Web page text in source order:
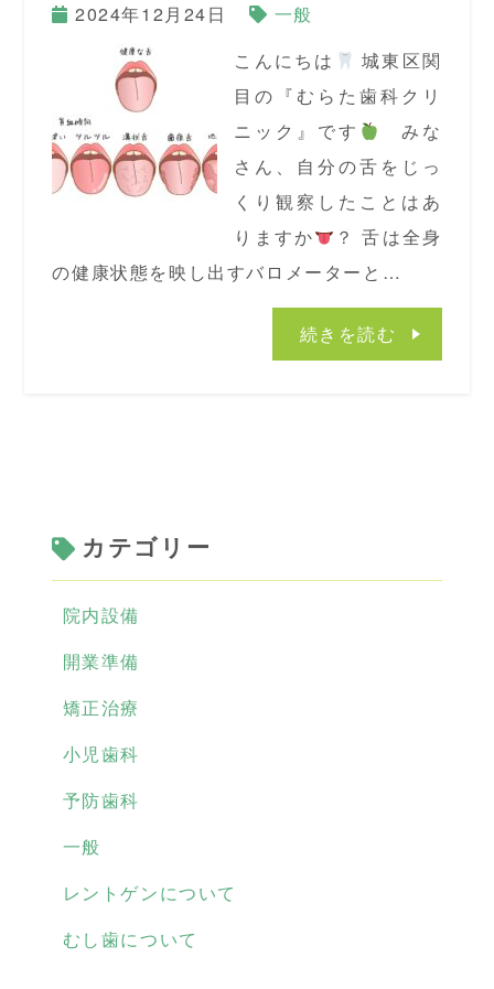
2024年12月24日
一般
こんにちは
城東区関
目の『むらた歯科クリ
ニック』です
みな
さん、自分の舌をじっ
くり観察したことはあ
りますか
？ 舌は全身
の健康状態を映し出すバロメーターと…
続きを読む
カテゴリー
院内設備
開業準備
矯正治療
小児歯科
予防歯科
一般
レントゲンについて
むし歯について